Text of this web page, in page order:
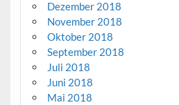
Dezember 2018
November 2018
Oktober 2018
September 2018
Juli 2018
Juni 2018
Mai 2018